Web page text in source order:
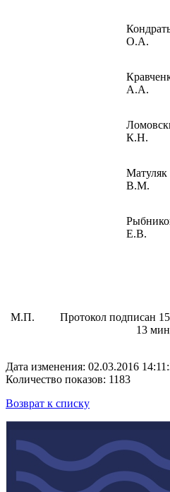
О.А.
А.А.
К.Н.
Матуляк
В.М.
Е.В.
М.П. Протокол подписан 15
13
Дата изменения: 02.03.2016
Количество показов: 1183
Возврат к списку